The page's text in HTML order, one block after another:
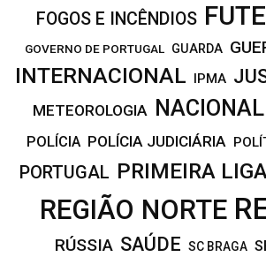
FOGOS E INCÊNDIOS
GOVERNO DE PORTUGAL GUARDA
INTERNACIONAL IPMA
METEOROLOGIA NACIONAL
POLÍCIA POLÍCIA JUDICIÁRIA
PORTUGAL PRIMEIRA
REGIÃO NORTE
RÚSSIA SAÚDE SC BRAGA